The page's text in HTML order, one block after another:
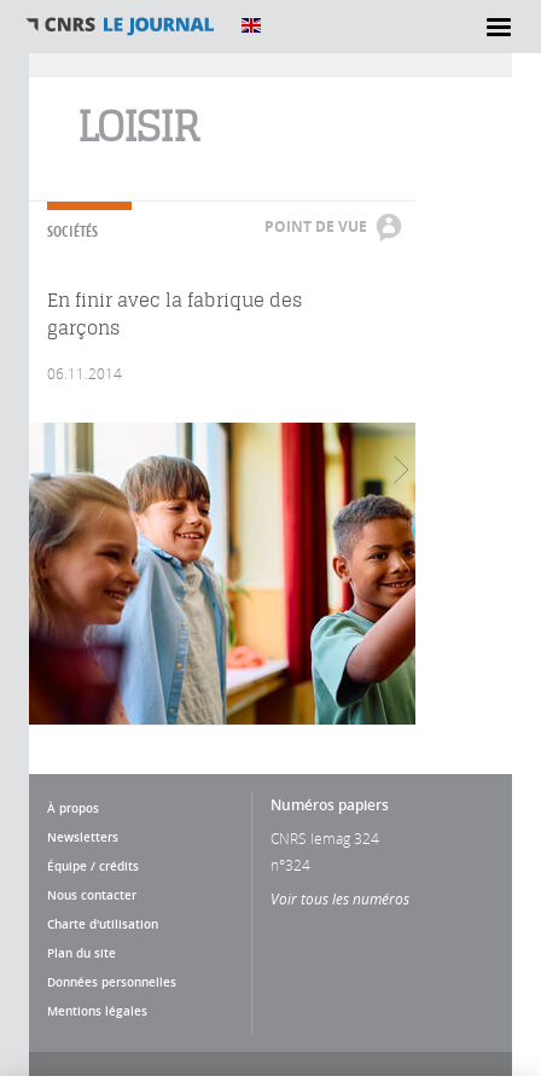
LOISIR
SOCIÉTÉS POINT DE VUE
En finir avec la fabrique des
garçons
06.11.2014
À propos
Newsletters
Équipe / crédits
Nous contacter
Charte d'utilisation
Plan du site
Données personnelles
Mentions légales
Numéros papiers
CNRS lemag 324
n°324
Voir tous les numéros